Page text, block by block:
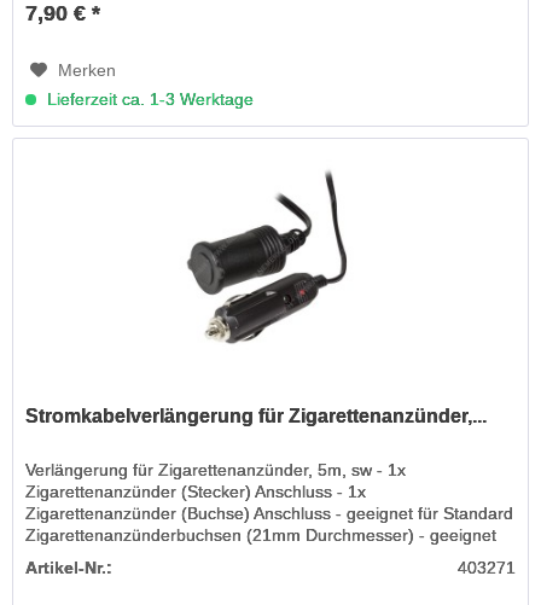
7,90 € *
Merken
Lieferzeit ca. 1-3 Werktage
Stromkabelverlängerung für Zigarettenanzünder,...
Verlängerung für Zigarettenanzünder, 5m, sw - 1x
Zigarettenanzünder (Stecker) Anschluss - 1x
Zigarettenanzünder (Buchse) Anschluss - geeignet für Standard
Zigarettenanzünderbuchsen (21mm Durchmesser) - geeignet
Artikel-Nr.: 403271